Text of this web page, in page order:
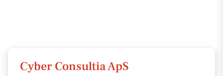
Cyber Consultia ApS